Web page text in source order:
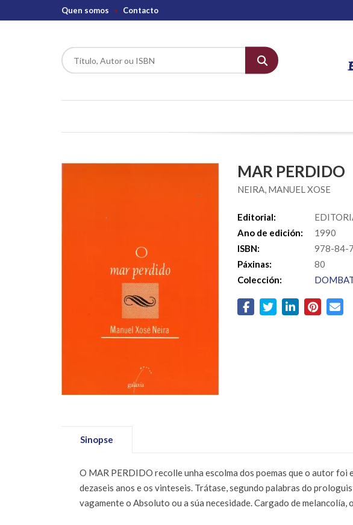
Quen somos Contacto
MAR PERDIDO
NEIRA, MANUEL XOSE
Editorial:
Ano de edición:
1990
ISBN:
978-84-
Páxinas:
80
Colección:
Sinopse
O MAR PERDIDO recolle unha escolma dos poemas que o autor
dezaseis anos e os vinteseis. Trátase, segundo palabras do
vagamente o Absoluto ou a súa necesidade. Cargado de